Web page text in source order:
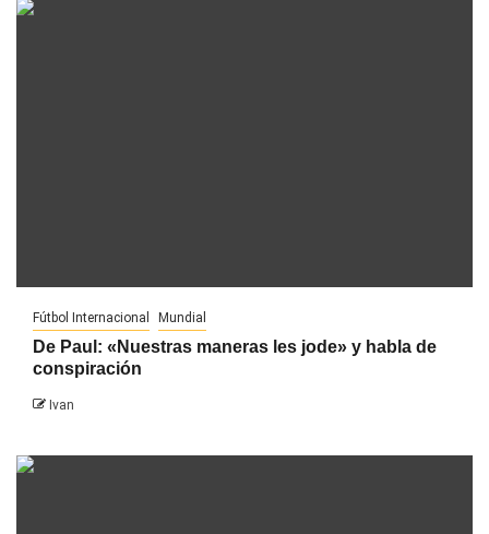
Fútbol Internacional Mundial
De Paul: «Nuestras maneras les jode» y habla de
conspiración
Ivan